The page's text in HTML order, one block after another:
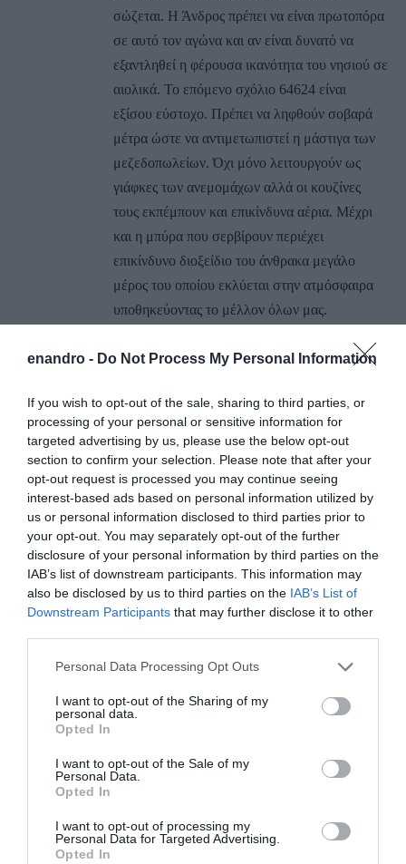
enandro - Do Not Process My Personal Information
If you wish to opt-out of the sale, sharing to third parties, or
processing of your personal or sensitive information for
targeted advertising by us, please use the below opt-out
section to confirm your selection. Please note that after your
opt-out request is processed you may continue seeing
interest-based ads based on personal information utilized by
us or personal information disclosed to third parties prior to
your opt-out. You may separately opt-out of the further
disclosure of your personal information by third parties on the
IAB’s list of downstream participants. This information may
also be disclosed by us to third parties on the IAB’s List of
Downstream Participants that may further disclose it to other
Please note that this website/app uses one or more Google
not limited to your visit or usage behaviour. You may click to
grant or deny consent to Google and its third-party tags to
use your data for below specified purposes in below Google
consent section.
Personal Data Processing Opt Outs
I want to opt-out of the Sharing of my
personal data.
Opted In
I want to opt-out of the Sale of my
Personal Data.
Opted In
I want to opt-out of processing my
Personal Data for Targeted Advertising.
Opted In
σώζεται. Η Άνδρος πρέπει να είναι πρωτοπόρα
σε αυτό τον αγώνα και αν είναι δυνατό να
εξαντληθεί η φέρουσα ικανότητα του νησιού σε
αιολικά. Το επόμενο σχόλιο 64624 είναι
εξίσου εύστοχο. Πρέπει να ληφθούν σοβαρά
μέτρα ώστε να αντιμετωπιστεί η μάστιγα των
μεζεδοπωλείων. Όχι μόνο λειτουργούν ως
γιάφκες των ανεμομάχων αλλά οι κουζίνες
τους εκπέμπουν και επικίνδυνα αέρια. Μέχρι
και η μπύρα που σερβίρουν περιέχει
επικίνδυνο διοξείδιο του άνθρακα μεγάλο
μέρος του οποίου εκλύεται στην ατμόσφαιρα
υποθηκεύοντας το μέλλον όλων μας.
Ο/ΗΘΩΜΑΣ Ο ΑΠΙΣΤΟΣ
20/08/2020 στις 13:04
Αν θυμόμαστε καλά τον κυρ-Νίκο με την
κοτσίδα δεν τον άκουσαν μόνο ναύτες. Το
άκουσαν και καμιά δεκαριά που επιδοκίμασαν
αγαπητέ ναύτη. Αυτοί γιατί δεν σε ενόχλησαν;
Καλό θα ήταν να στιγματιστεί όλη η αλητεία
που επιτέθηκε στον Τύπο που δεν ελέγχεται
από αυτούς εκε’ινο το βράδυ…
Πέρα πάντα
20/08/2020 στις 12:33
Το ψήφισμα όπως το λένε ή δημοψήφισμα
την στιγμή που δεν γίνεται με σύννομες
διαδικασίες όπως ο νόμος ορίζει, θα καταλήξει